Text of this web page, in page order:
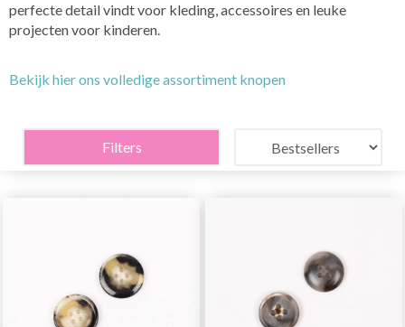
perfecte detail vindt voor kleding, accessoires en leuke
projecten voor kinderen.
Bekijk hier ons volledige assortiment knopen
Filters